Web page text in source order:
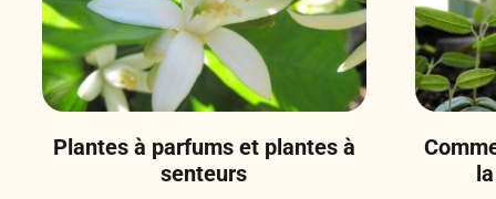
Plantes à parfums et plantes à
senteurs